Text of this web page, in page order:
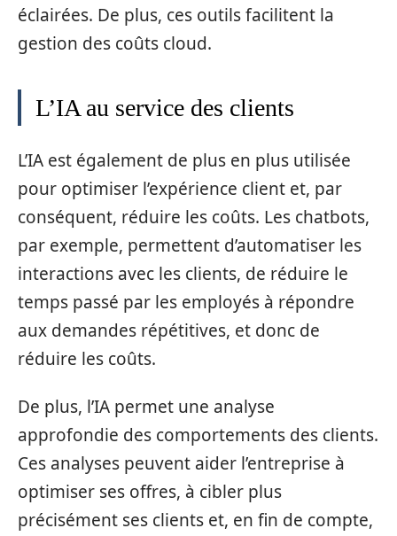
éclairées. De plus, ces outils facilitent la
gestion des coûts cloud.
L’IA au service des clients
L’IA est également de plus en plus utilisée
pour optimiser l’expérience client et, par
conséquent, réduire les coûts. Les chatbots,
par exemple, permettent d’automatiser les
interactions avec les clients, de réduire le
temps passé par les employés à répondre
aux demandes répétitives, et donc de
réduire les coûts.
De plus, l’IA permet une analyse
approfondie des comportements des clients.
Ces analyses peuvent aider l’entreprise à
optimiser ses offres, à cibler plus
précisément ses clients et, en fin de compte,